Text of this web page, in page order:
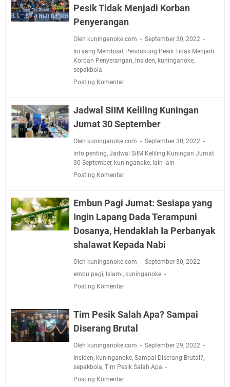
Pesik Tidak Menjadi Korban
Penyerangan
Oleh kuninganoke.com
September 30, 2022
Ini yang Membuat Pendukung Pesik Tidak Menjadi
Korban Penyerangan, Insiden, kuninganoke,
sepakbola
Posting Komentar
Jadwal SiIM Keliling Kuningan
Jumat 30 September
Oleh kuninganoke.com
September 30, 2022
info penting, Jadwal SiIM Keliling Kuningan Jumat
30 September, kuninganoke, lain-lain
Posting Komentar
Embun Pagi Jumat: Sesiapa yang
Ingin Lapang Dada Terampuni
Dosanya, Hendaklah Ia Perbanyak
shalawat Kepada Nabi
Oleh kuninganoke.com
September 30, 2022
embu pagi, Islami, kuninganoke
Posting Komentar
Tim Pesik Salah Apa? Sampai
Diserang Brutal
Oleh kuninganoke.com
September 29, 2022
Insiden, kuninganoke, Sampai Diserang Brutal?,
sepakbola, Tim Pesik Salah Apa
Posting Komentar